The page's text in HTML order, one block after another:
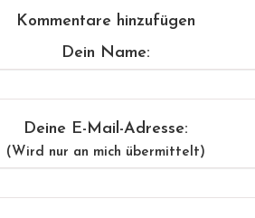
Kommentare hinzufügen
Dein Name:
Deine E-Mail-Adresse:
(Wird nur an mich übermittelt)